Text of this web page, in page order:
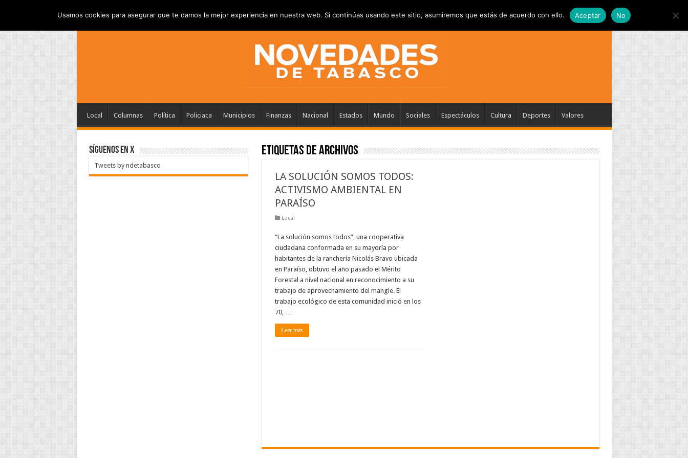
Local Columnas Política Policiaca Municipios Finanzas Nacional Estados Mundo Sociales Espectáculos Cultura Deportes Valores
Etiquetas de Archivos
LA SOLUCIÓN SOMOS TODOS:
ACTIVISMO AMBIENTAL EN
PARAÍSO
Local
“La solución somos todos”, una cooperativa
ciudadana conformada en su mayoría por
habitantes de la ranchería Nicolás Bravo ubicada
en Paraíso, obtuvo el año pasado el Mérito
Forestal a nivel nacional en reconocimiento a su
trabajo de aprovechamiento del mangle. El
trabajo ecológico de esta comunidad inició en los
70, …
Leer más
SÍGUENOS EN X
Tweets by ndetabasco
Usamos cookies para asegurar que te damos la mejor experiencia en nuestra web. Si continúas usando este sitio, asumiremos que estás de acuerdo con ello. Aceptar No